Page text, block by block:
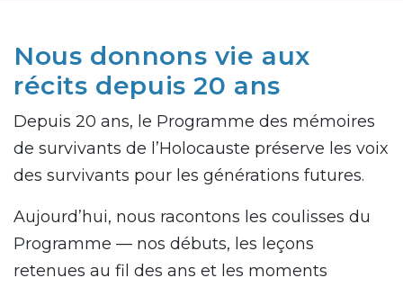
Nous donnons vie aux
récits depuis 20 ans
Depuis 20 ans, le Programme des mémoires
de survivants de l’Holocauste préserve les voix
des survivants pour les générations futures.
Aujourd’hui, nous racontons les coulisses du
Programme — nos débuts, les leçons
retenues au fil des ans et les moments